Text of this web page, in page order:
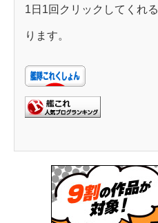
1日1回クリックしてくれ
ります。